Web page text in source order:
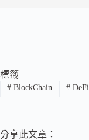
標籤
#BlockChain #DeFi
分享此文章：